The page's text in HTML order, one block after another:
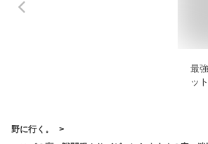
最
ッ
野に行く。